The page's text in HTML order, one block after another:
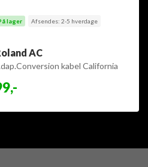
lager Afsendes: 2-5 hverdage
AC
kabel California